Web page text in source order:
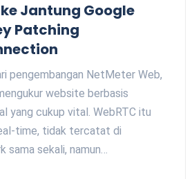
Jantung Google
Patching
pengembangan NetMeter Web,
website berbasis
yang cukup vital. WebRTC itu
time, tidak tercatat di
sama sekali, namun…